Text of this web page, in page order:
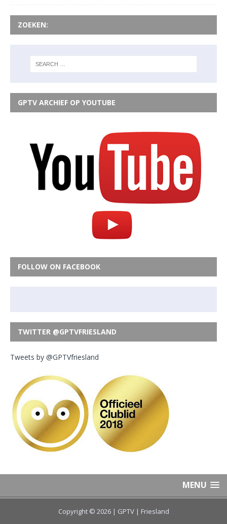
ZOEKEN:
GPTV ARCHIEF OP YOUTUBE
FOLLOW ON FACEBOOK
TWITTER @GPTVFRIESLAND
Tweets by @GPTVfriesland
MENU
Copyright © 2026 | GPTV | Friesland